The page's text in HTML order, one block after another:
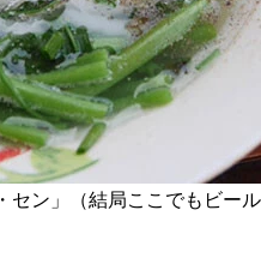
セン」（結局ここでもビール